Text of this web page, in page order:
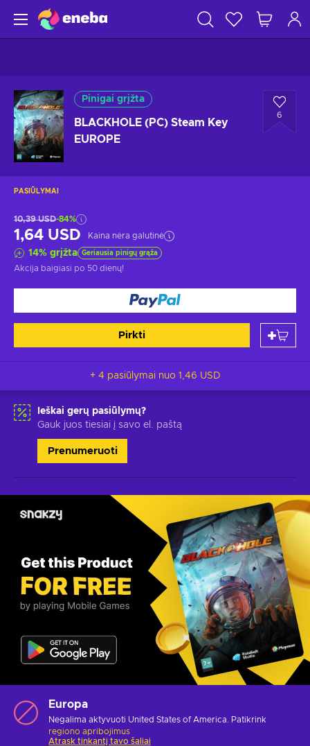
Pinigai grįžta
BLACKHOLE (PC) Steam Key
EUROPE
6
PASIŪLYMAI
10,39 USD-84%
1,64 USD Kaina nėra galutinė
14% grįžta Geriausia pinigų grąža
Akcija baigiasi po 50 dienų!
Pirkti
+ 4 pasiūlymai nuo 1,46 USD
Ieškai gerų pasiūlymų?
Gauk juos tiesiai į savo el. paštą
Prenumeruoti
Europa
Negalima aktyvuoti United States of America. Patikrink
regiono apribojimus
Atrask tinkantį tavo šaliai